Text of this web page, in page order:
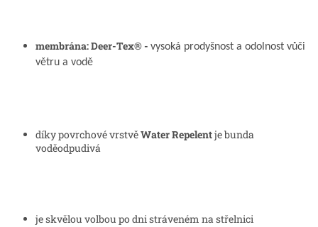
membrána:Deer-Tex® - vysoká prodyšnost a odolnost vůči
větru a vodě
díky povrchové vrstvěWater Repelentje bunda
voděodpudivá
je skvělou volbou po dni stráveném na střelnici